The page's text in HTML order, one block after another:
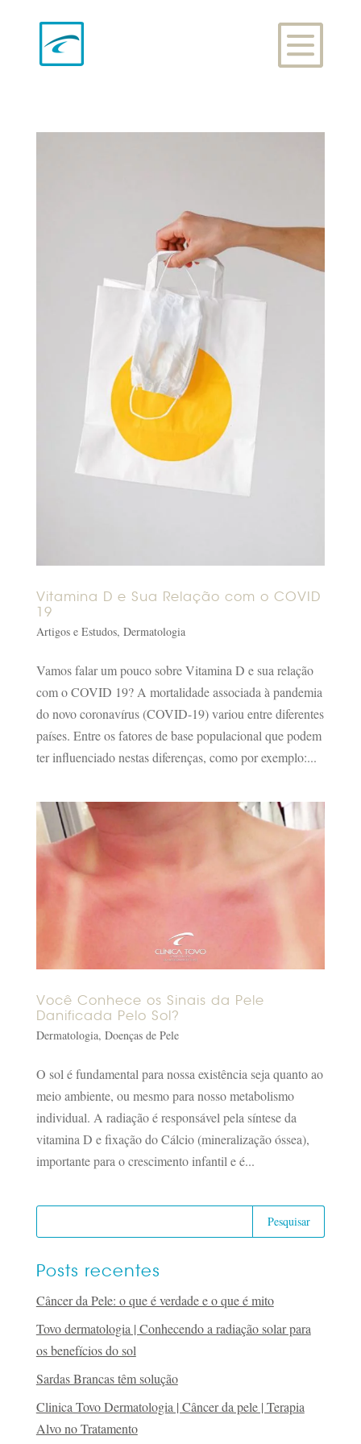
Vitamina D e Sua Relação com o COVID
19
Artigos e Estudos, Dermatologia
Vamos falar um pouco sobre Vitamina D e sua relação
com o COVID 19? A mortalidade associada à pandemia
do novo coronavírus (COVID-19) variou entre diferentes
países. Entre os fatores de base populacional que podem
ter influenciado nestas diferenças, como por exemplo:...
Você Conhece os Sinais da Pele
Danificada Pelo Sol?
Dermatologia, Doenças de Pele
O sol é fundamental para nossa existência seja quanto ao
meio ambiente, ou mesmo para nosso metabolismo
individual. A radiação é responsável pela síntese da
vitamina D e fixação do Cálcio (mineralização óssea),
importante para o crescimento infantil e é...
Posts recentes
Câncer da Pele: o que é verdade e o que é mito
Tovo dermatologia | Conhecendo a radiação solar para
os benefícios do sol
Sardas Brancas têm solução
Clinica Tovo Dermatologia | Câncer da pele | Terapia
Alvo no Tratamento